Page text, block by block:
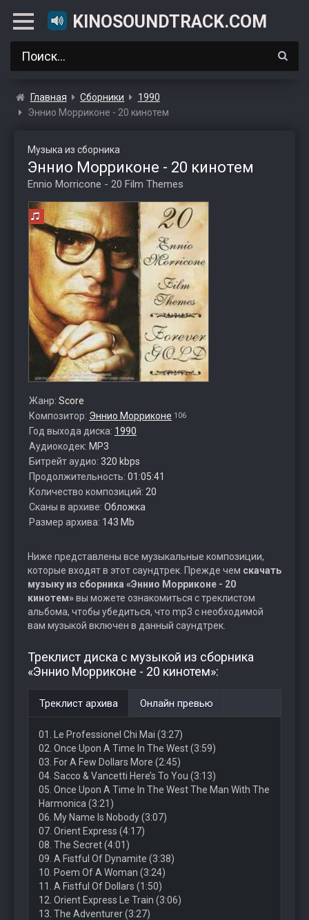
KINOSOUNDTRACK.COM
Главная Сборники
1990
Эннио Морриконе - 20 кинотем
Музыка из сборника
Эннио Морриконе - 20 кинотем
Ennio Morricone - 20 Film Themes
Жанр: Score
Композитор: Эннио Морриконе 106
Год выхода диска: 1990
Аудиокодек: MP3
Битрейт аудио: 320 kbps
Продолжительность: 01:05:41
Количество композиций: 20
Сканы в архиве: Обложка
Размер архива: 143 Mb
Ниже представлены все музыкальные композиции,
которые входят в этот саундтрек. Прежде чем скачать
музыку из сборника «Эннио Морриконе - 20
кинотем»вы можете ознакомиться с треклистом
альбома, чтобы убедиться, что mp3 с необходимой
вам музыкой включен в данный саундтрек.
Треклист диска с музыкой из сборника
«Эннио Морриконе - 20 кинотем»:
Треклист архива Онлайн превью
01. Le Professionel Chi Mai (3:27)
02. Once Upon A Time In The West (3:59)
03. For A Few Dollars More (2:45)
04. Sacco & Vancetti Here’s To You (3:13)
05. Once Upon A Time In The West The Man With The
Harmonica (3:21)
06. My Name Is Nobody (3:07)
07. Orient Express (4:17)
08. The Secret (4:01)
09. A Fistful Of Dynamite (3:38)
10. Poem Of A Woman (3:24)
11. A Fistful Of Dollars (1:50)
12. Orient Express Le Train (3:06)
13. The Adventurer (3:27)